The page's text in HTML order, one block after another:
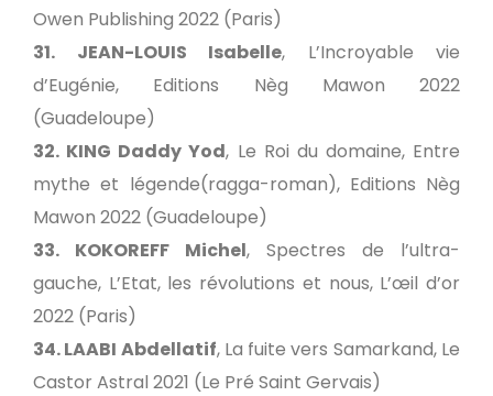
Owen Publishing 2022 (Paris)
31. JEAN-LOUIS Isabelle, L’Incroyable vie
d’Eugénie, Editions Nèg Mawon 2022
(Guadeloupe)
32. KING Daddy Yod, Le Roi du domaine, Entre
mythe et légende(ragga-roman), Editions Nèg
Mawon 2022 (Guadeloupe)
33. KOKOREFF Michel, Spectres de l’ultra-
gauche, L’Etat, les révolutions et nous, L’œil d’or
2022 (Paris)
34. LAABI Abdellatif, La fuite vers Samarkand, Le
Castor Astral 2021 (Le Pré Saint Gervais)